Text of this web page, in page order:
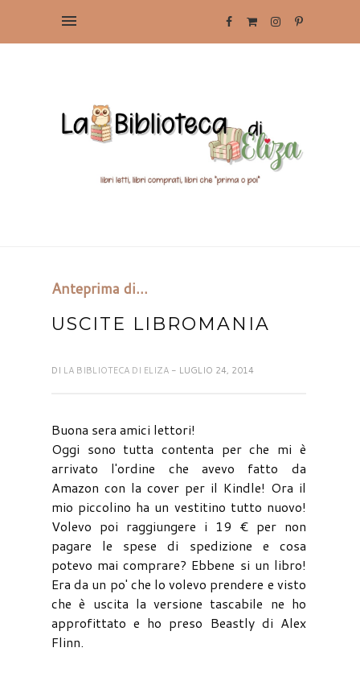
Anteprima di...
USCITE LIBROMANIA
DI LA BIBLIOTECA DI ELIZA - LUGLIO 24, 2014
Buona sera amici lettori!
Oggi sono tutta contenta per che mi è
arrivato l'ordine che avevo fatto da
Amazon con la cover per il Kindle! Ora il
mio piccolino ha un vestitino tutto nuovo!
Volevo poi raggiungere i 19 € per non
pagare le spese di spedizione e cosa
potevo mai comprare? Ebbene si un libro!
Era da un po' che lo volevo prendere e visto
che è uscita la versione tascabile ne ho
approfittato e ho preso Beastly di Alex
Flinn.